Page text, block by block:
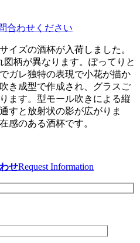
合わせください
イズの酒杯が入荷しました。
柄が異なります。ぽってりと
ガレ独特の表現で小花が描か
き成型で作成され、グラスご
ます。型モール吹きによる縦
すと放射状の影が広がりま
感のある酒杯です。
せRequest Information